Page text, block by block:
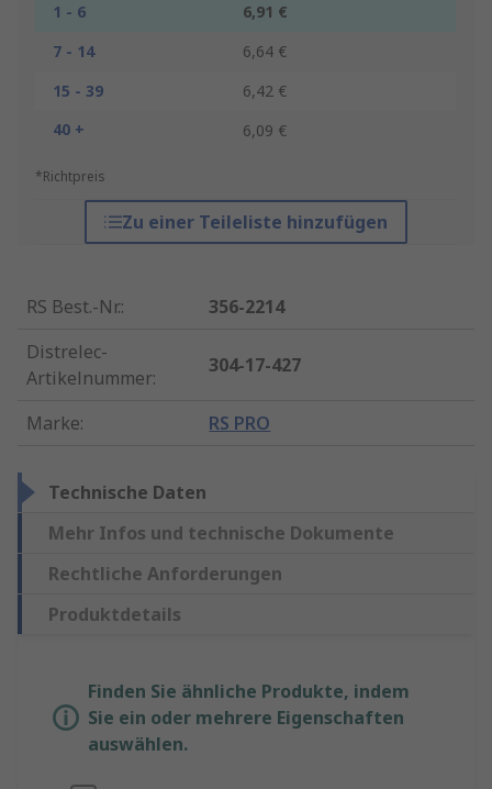
1 - 6
6,91 €
7 - 14
6,64 €
15 - 39
6,42 €
40 +
6,09 €
*Richtpreis
Zu einer Teileliste hinzufügen
RS Best.-Nr.:
356-2214
Distrelec-
Artikelnummer:
304-17-427
Marke: RS PRO
Technische Daten
Mehr Infos und technische Dokumente
Rechtliche Anforderungen
Produktdetails
Finden Sie ähnliche Produkte, indem
Sie ein oder mehrere Eigenschaften
auswählen.